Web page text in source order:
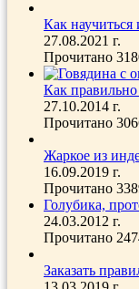
Как научиться
27.08.2021 г.
Прочитано
Как
27.10.2014 г.
Прочитано
Жаркое из
16.09.2019 г.
Прочитано
Голубика,
24.03.2012 г.
Прочитано
Заказать